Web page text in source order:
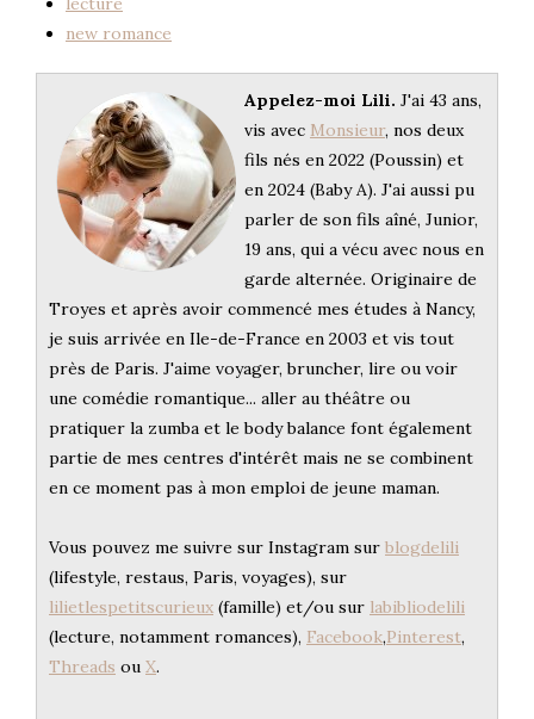
new romance
Appelez-moi Lili. J'ai 43 ans,
vis avec Monsieur, nos deux
fils nés en 2022 (Poussin) et
en 2024 (Baby A). J'ai aussi pu
parler de son fils aîné, Junior,
19 ans, qui a vécu avec nous en
garde alternée. Originaire de
Troyes et après avoir commencé mes études à Nancy,
je suis arrivée en Ile-de-France en 2003 et vis tout
près de Paris. J'aime voyager, bruncher, lire ou voir
une comédie romantique... aller au théâtre ou
pratiquer la zumba et le body balance font également
partie de mes centres d'intérêt mais ne se combinent
en ce moment pas à mon emploi de jeune maman.
Vous pouvez me suivre sur Instagram sur blogdelili
(lifestyle, restaus, Paris, voyages), sur
lilietlespetitscurieux (famille) et/ou sur labibliodelili
(lecture, notamment romances), Facebook,Pinterest,
Threads ou X.